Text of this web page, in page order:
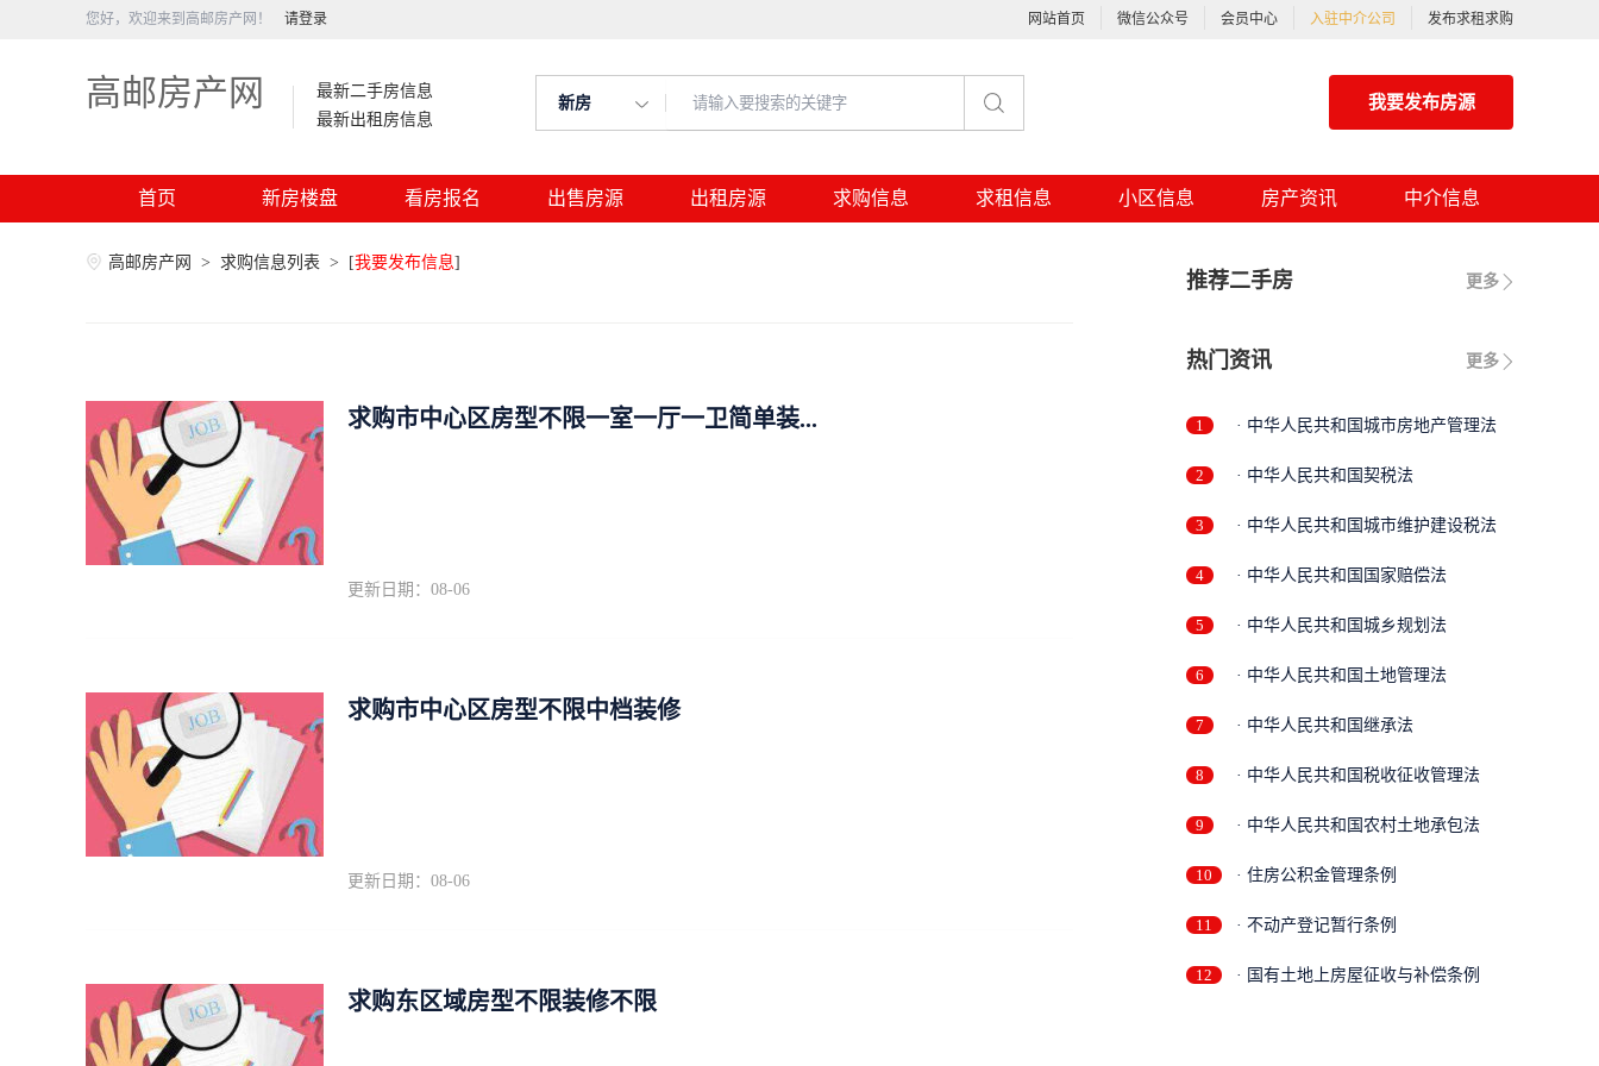
您好，欢迎来到高邮房产网！ 请登录 网站首页 微信公众号 会员中心 入驻中介公司 发布求租求购
高邮房产网
最新二手房信息
最新出租房信息
新房 我要发布房源
首页 新房楼盘 看房报名 出售房源 出租房源 求购信息 求租信息 小区信息 房产资讯 中介信息
高邮房产网 > 求购信息列表 > [我要发布信息]
求购市中心区房型不限一室一厅一卫简单装...
更新日期：08-06
求购市中心区房型不限中档装修
更新日期：08-06
求购东区域房型不限装修不限
更多
推荐二手房
更多
热门资讯
1 · 中华人民共和国城市房地产管理法
2 · 中华人民共和国契税法
3 · 中华人民共和国城市维护建设税法
4 · 中华人民共和国国家赔偿法
5 · 中华人民共和国城乡规划法
6 · 中华人民共和国土地管理法
7 · 中华人民共和国继承法
8 · 中华人民共和国税收征收管理法
9 · 中华人民共和国农村土地承包法
10 · 住房公积金管理条例
11 · 不动产登记暂行条例
12 · 国有土地上房屋征收与补偿条例